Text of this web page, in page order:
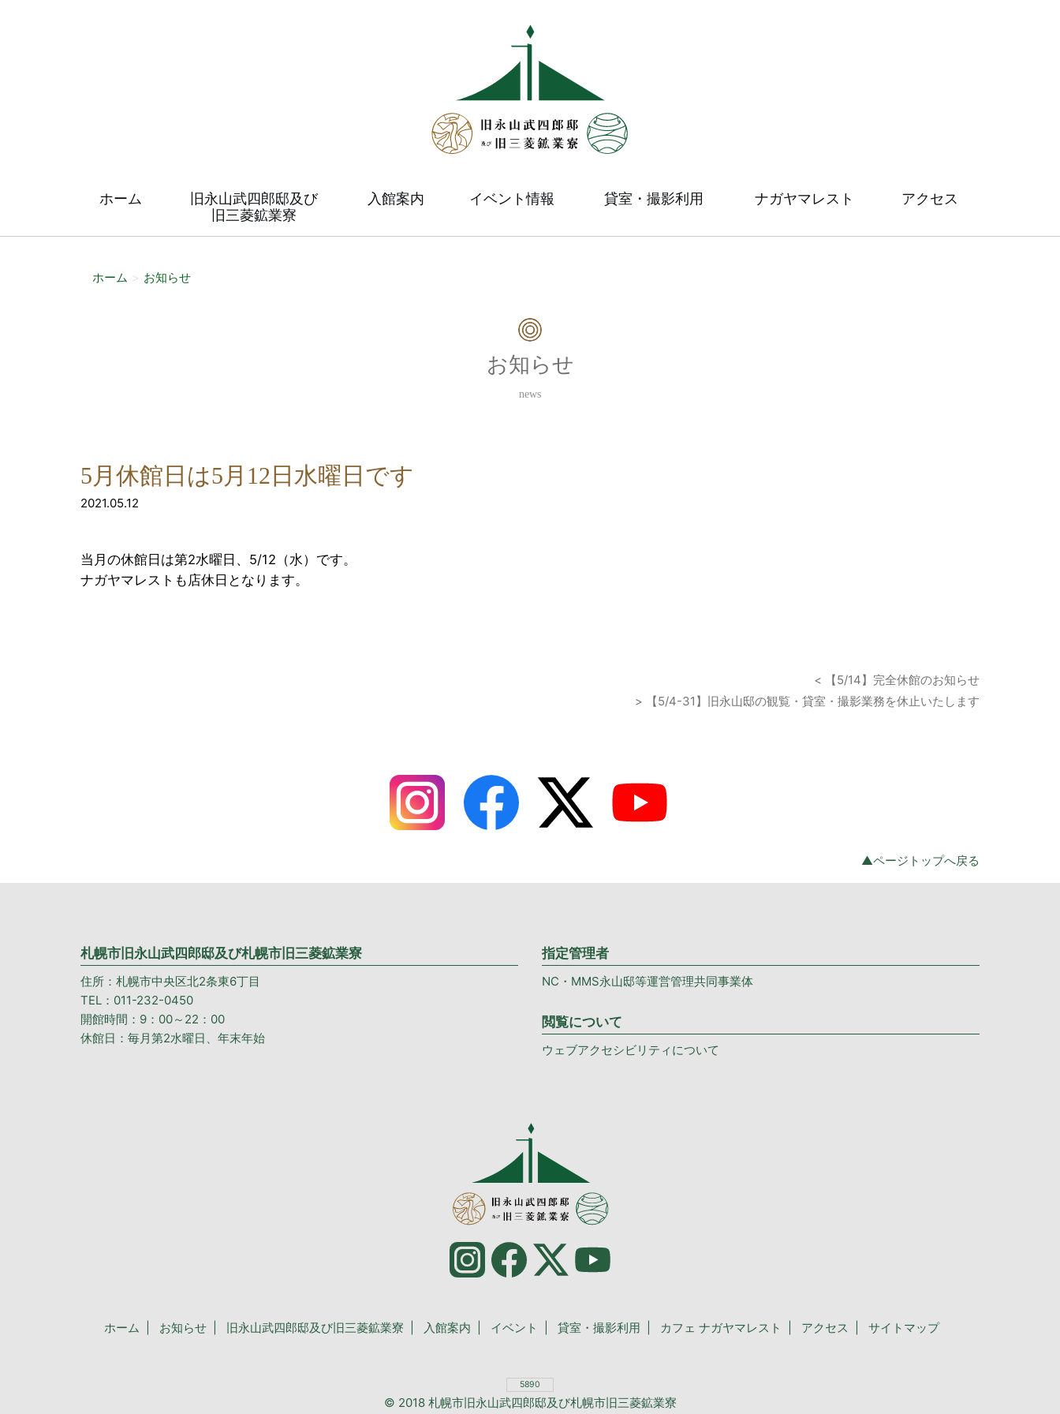
ホーム
旧永山武四郎邸及び
旧三菱鉱業寮
入館案内 イベント情報 貸室・撮影利用 ナガヤマレスト アクセス
ホーム お知らせ
お知らせ
news
5月休館日は5月12日水曜日です
2021.05.12
当月の休館日は第2水曜日、5/12（水）です。
ナガヤマレストも店休日となります。
< 【5/14】完全休館のお知らせ
> 【5/4-31】旧永山邸の観覧・貸室・撮影業務を休止いたします
▲ページトップへ戻る
札幌市旧永山武四郎邸及び札幌市旧三菱鉱業寮
住所：札幌市中央区北2条東6丁目
TEL：011-232-0450
開館時間：9：00～22：00
休館日：毎月第2水曜日、年末年始
指定管理者
NC・MMS永山邸等運営管理共同事業体
閲覧について
ウェブアクセシビリティについて
ホーム お知らせ 旧永山武四郎邸及び旧三菱鉱業寮 入館案内 イベント 貸室・撮影利用 カフェ ナガヤマレスト アクセス サイトマップ
5890
© 2018 札幌市旧永山武四郎邸及び札幌市旧三菱鉱業寮